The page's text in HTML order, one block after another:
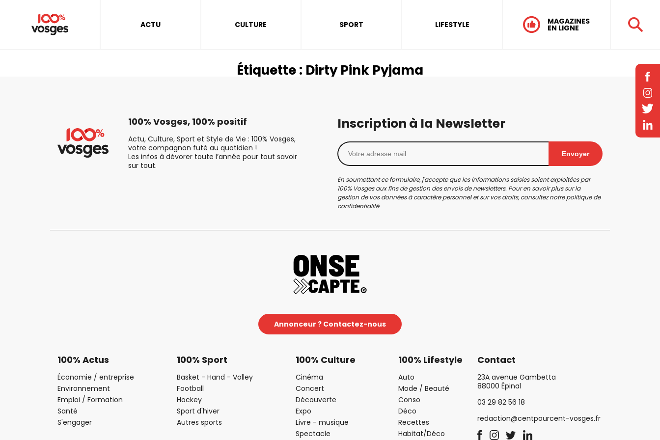
ACTU CULTURE SPORT LIFESTYLE MAGAZINES
EN LIGNE
Étiquette : Dirty Pink Pyjama
100% Vosges, 100% positif
Actu, Culture, Sport et Style de Vie : 100% Vosges,
votre compagnon futé au quotidien !
Les infos à dévorer toute l’année pour tout savoir
sur tout.
Inscription à la Newsletter
Envoyer
En soumettant ce formulaire, j'accepte que les informations saisies soient exploitées par
100% Vosges aux fins de gestion des envois de newsletters. Pour en savoir plus sur la
gestion de vos données à caractère personnel et sur vos droits, consultez notrepolitique de
confidentialité
Annonceur ? Contactez-nous
100% Actus
Économie / entreprise
Environnement
Emploi / Formation
Santé
S'engager
100% Sport
Basket - Hand - Volley
Football
Hockey
Sport d'hiver
Autres sports
100% Culture
Cinéma
Concert
Découverte
Expo
Livre - musique
Spectacle
100% Lifestyle
Auto
Mode / Beauté
Conso
Déco
Recettes
Habitat/Déco
Contact
23A avenue Gambetta
88000 Épinal
03 29 82 56 18
redaction@centpourcent-vosges.fr